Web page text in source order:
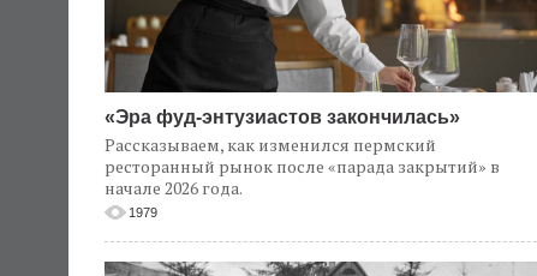
«Эра фуд-энтузиастов закончилась»
Рассказываем, как изменился пермский
ресторанный рынок после «парада закрытий» в
начале 2026 года.
1979